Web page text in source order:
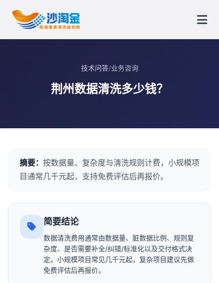
技术问答/业务咨询
荆州数据清洗多少钱？
摘要： 按数据量、复杂度与清洗规则计费，小规模项
目通常几千元起，支持免费评估后再报价。
简要结论
数据清洗费用通常由数据量、脏数据比例、规则复
杂度、是否需要补全/纠错/标准化以及交付格式决
定。小规模项目常见几千元起，复杂项目建议先做
免费评估后再报价。